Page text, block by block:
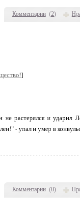
Комментарии (2)
Комментарии (0)
]
растерялся и ударил
- упал и умер в